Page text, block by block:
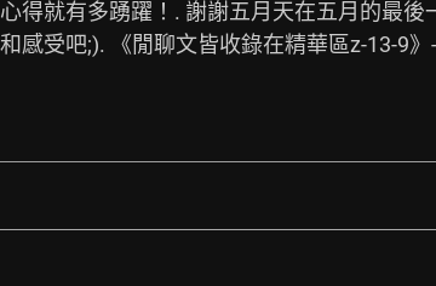
得就有多踴躍！. 謝謝五月天在五月的最
受吧;). 《閒聊文皆收錄在精華區z-13-9》